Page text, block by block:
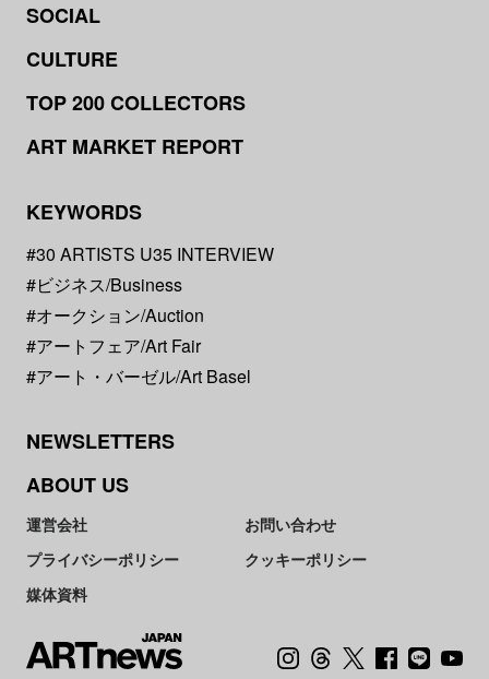
SOCIAL
CULTURE
TOP 200 COLLECTORS
ART MARKET REPORT
KEYWORDS
#30 ARTISTS U35 INTERVIEW
#ビジネス/Business
#オークション/Auction
#アートフェア/Art Fair
#アート・バーゼル/Art Basel
NEWSLETTERS
ABOUT US
運営会社
お問い合わせ
プライバシーポリシー
クッキーポリシー
媒体資料